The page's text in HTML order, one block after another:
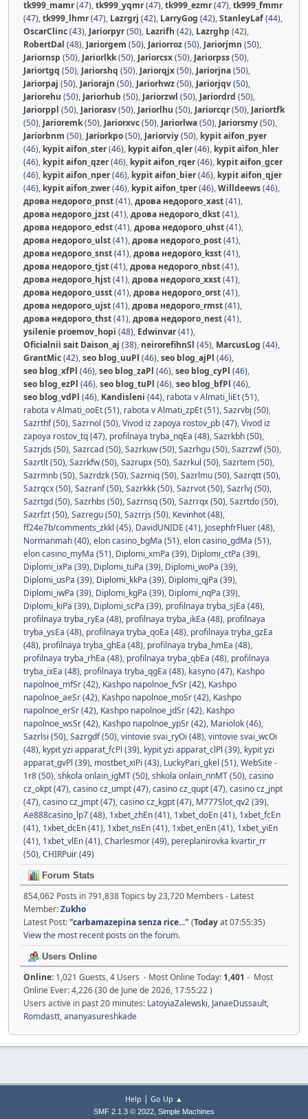
tk999_mamr(47),tk999_yqmr(47),tk999_ezmr(47),tk999_fmmr
(47),tk999_lhmr(47), Lazrgrj (42), LarryGog (42),StanleyLaf(44),
OscarClinc(43), Jariorpyr(50), Lazrifh (42), Lazrghp (42),
RobertDal (48), Jariorgem (50), Jariorroz(50), Jariorjmn (50),
Jariornsp (50), Jariorlkk(50), Jariorcsx(50), Jariorpss(50),
Jariortgq (50), Jariorshq (50), Jariorqjx(50), Jariorjna(50),
Jariorpaj (50), Jariorajn (50), Jariorhwz(50), Jariorjqv(50),
Jariorehu (50), Jariorhub (50), Jariorzwl (50), Jariordrd (50),
Jariorppl (50), Jariorasv(50), Jariorlhu (50), Jariorcqr(50), Jariortfk
(50), Jarioremk(50), Jariorxvc(50), Jariorlwa(50), Jariorsmy(50),
Jariorbnm (50), Jariorkpo(50), Jariorviy(50), kypit aifon_pyer
(46), kypit aifon_ster(46), kypit aifon_qler(46), kypit aifon_hler
(46), kypit aifon_qzer(46), kypit aifon_rqer(46), kypit aifon_gcer
(46), kypit aifon_nper(46), kypit aifon_bier(46), kypit aifon_qjer
(46), kypit aifon_zwer(46), kypit aifon_tper(46),Willdeews(46),
дрова недорого_pnst(41),дрова недорого_xast(41),
дрова недорого_jzst(41),дрова недорого_dkst(41),
дрова недорого_edst(41),дрова недорого_uhst(41),
дрова недорого_ulst(41),дрова недорого_post(41),
дрова недорого_snst(41),дрова недорого_ksst(41),
дрова недорого_tjst(41),дрова недорого_nbst(41),
дрова недорого_hjst(41),дрова недорого_xxst(41),
дрова недорого_usst(41),дрова недорого_orst(41),
дрова недорого_ujst(41),дрова недорого_rmst(41),
дрова недорого_thst(41),дрова недорого_nest(41),
ysilenie proemov_hopi (48), Edwinvar(41),
Oficialnii sait Daison_aj (38), neirorefihnSl (45), MarcusLog (44),
GrantMic(42),seo blog_uuPl (46),seo blog_ajPl (46),
seo blog_xfPl (46),seo blog_zaPl (46),seo blog_cyPl (46),
seo blog_ezPl (46),seo blog_tuPl (46),seo blog_bfPl (46),
seo blog_vdPl (46), Kandisleni (44), rabota v Almati_liEt (51),
rabota v Almati_ooEt (51), rabota v Almati_zpEt (51),Sazrvbj (50),
Sazrthf (50),Sazrnol (50),Vivod iz zapoya rostov_pb (47),Vivod iz
zapoya rostov_tq (47), profilnaya tryba_nqEa (48),Sazrkbh (50),
Sazrjds (50),Sazrcad (50),Sazrkuw (50),Sazrhgu (50),Sazrzwf (50),
Sazrtlt (50),Sazrkfw (50),Sazrupx (50),Sazrkul (50),Sazrtem (50),
Sazrmnb (50),Sazrdzk (50),Sazrniq (50),Sazrlmu (50),Sazrqtt (50),
Sazrqcx (50),Sazranf (50),Sazrkkk (50),Sazrvot (50),Sazrlvj (50),
Sazrtgd (50),Sazrhbs (50),Sazrnsq (50),Sazrrqx (50),Sazrtdo (50),
Sazrfzt (50),Sazregu (50),Sazrrjs (50), Kevinhot (48),
ff24e7b/comments_zkkl (45), DavidUNIDE (41), JosephfrFluer (48),
Normanmah (40),elon casino_bgMa (51),elon casino_gdMa (51),
elon casino_myMa (51), Diplomi_xmPa (39), Diplomi_ctPa (39),
Diplomi_ixPa (39), Diplomi_tuPa (39), Diplomi_woPa (39),
Diplomi_usPa (39), Diplomi_kkPa (39), Diplomi_qjPa (39),
Diplomi_iwPa (39), Diplomi_kgPa (39), Diplomi_nqPa (39),
Diplomi_kiPa (39), Diplomi_scPa (39), profilnaya tryba_sjEa (48),
profilnaya tryba_ryEa (48), profilnaya tryba_ikEa (48), profilnaya
tryba_ysEa (48), profilnaya tryba_qoEa (48), profilnaya tryba_gzEa
(48), profilnaya tryba_ghEa (48), profilnaya tryba_hmEa (48),
profilnaya tryba_rhEa (48), profilnaya tryba_qbEa (48), profilnaya
tryba_ixEa (48), profilnaya tryba_qgEa (48), kasyno (47), Kashpo
napolnoe_mfSr (42), Kashpo napolnoe_fvSr (42), Kashpo
napolnoe_aeSr (42), Kashpo napolnoe_moSr (42), Kashpo
napolnoe_erSr (42), Kashpo napolnoe_jdSr (42), Kashpo
napolnoe_wsSr (42), Kashpo napolnoe_ypSr (42), Mariolok (46),
Sazrlsi (50),Sazrgdf (50),vintovie svai_ryOi (48),vintovie svai_wcOi
(48), kypit yzi apparat_fcPl (39), kypit yzi apparat_clPl (39), kypit yzi
apparat_gvPl (39), mostbet_xiPi (43), LuckyPari_gkel (51),WebSite -
1r8 (50),shkola onlain_igMT (50),shkola onlain_nnMT (50),casino
cz_okpt (47),casino cz_umpt (47),casino cz_qupt (47),casino cz_jnpt
(47),casino cz_jmpt (47),casino cz_kgpt (47), M777Slot_qv2 (39),
Ae888casino_lp7 (48), 1xbet_zhEn (41), 1xbet_doEn (41), 1xbet_fcEn
(41), 1xbet_dcEn (41), 1xbet_nsEn (41), 1xbet_enEn (41), 1xbet_yiEn
(41), 1xbet_vlEn (41),Charlesmor (49), pereplanirovka kvartir_rr
(50),CHIRPuir (49)
Forum Stats
854,062 Posts in 791,838 Topics by 23,720 Members - Latest
Member:Zukho
Latest Post:"carbamazepina senza rice..." (Todayat 07:55:35)
View the most recent posts on the forum.
Users Online
Online: 1,021 Guests, 4 Users - Most Online Today: 1,401 - Most
Online Ever: 4,226 (30 de June de 2026, 17:55:22 )
Users active in past 20 minutes: LatoyiaZalewski, JanaeDussault,
Romdastt,ananyasureshkade
Help | Go Up ▲
SMF 2.1.3 © 2022, Simple Machines